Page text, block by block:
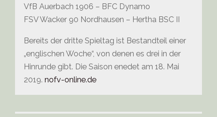
VfB Auerbach 1906 – BFC Dynamo
FSV Wacker 90 Nordhausen – Hertha BSC II
Bereits der dritte Spieltag ist Bestandteil einer
„englischen Woche“, von denen es drei in der
Hinrunde gibt. Die Saison enedet am 18. Mai
2019.nofv-online.de